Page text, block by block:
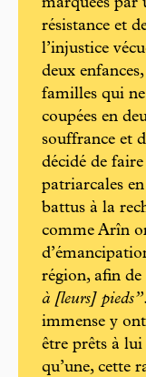
marquées par
résistance et
l’injustice
deux
familles qui
coupées en
souffrance et
décidé de
patriarcales en
battus à la
comme Arîn
région, afin de
à [leurs] pieds”
immense y
être prêts à
qu’une, cette